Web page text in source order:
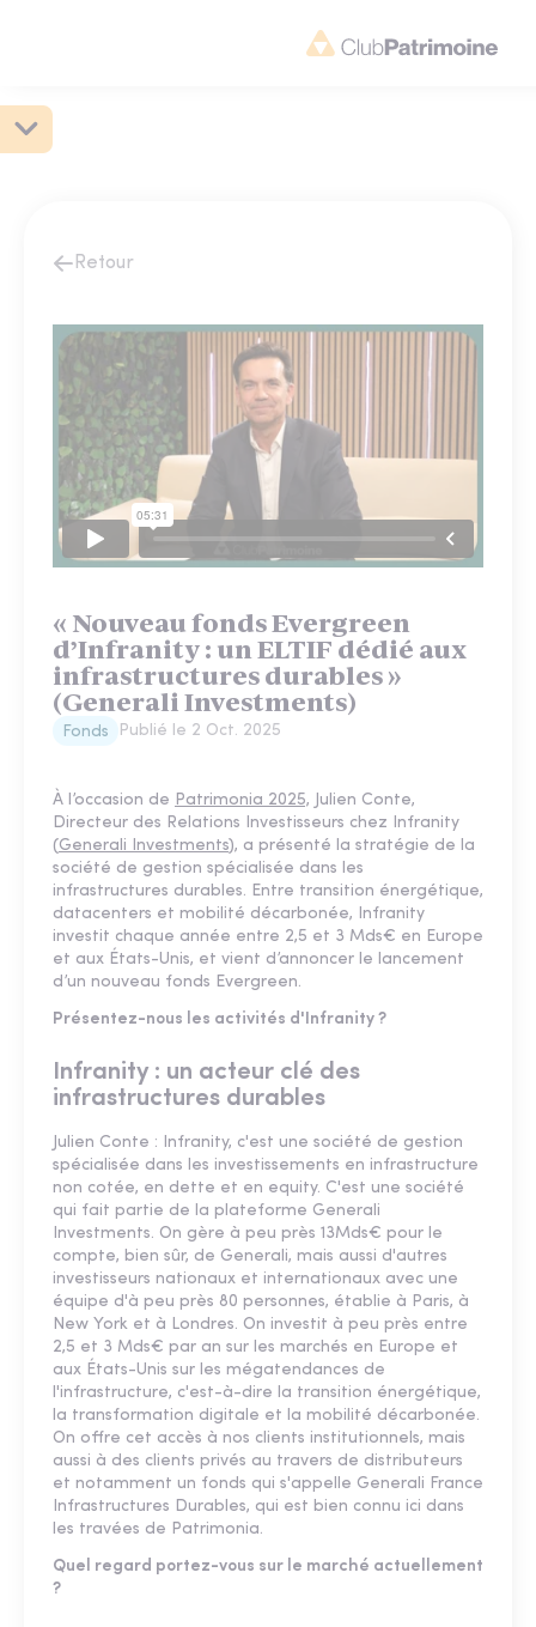
Retour
« Nouveau fonds Evergreen
d’Infranity : un ELTIF dédié aux
infrastructures durables »
(Generali Investments)
Fonds Publié le 2 Oct. 2025
À l’occasion de Patrimonia 2025, Julien Conte,
Directeur des Relations Investisseurs chez Infranity
(Generali Investments), a présenté la stratégie de la
société de gestion spécialisée dans les
infrastructures durables. Entre transition énergétique,
datacenters et mobilité décarbonée, Infranity
investit chaque année entre 2,5 et 3 Mds€ en Europe
et aux États-Unis, et vient d’annoncer le lancement
d’un nouveau fonds Evergreen.
Présentez-nous les activités d'Infranity ?
Infranity : un acteur clé des
infrastructures durables
Julien Conte : Infranity, c'est une société de gestion
spécialisée dans les investissements en infrastructure
non cotée, en dette et en equity. C'est une société
qui fait partie de la plateforme Generali
Investments. On gère à peu près 13Mds€ pour le
compte, bien sûr, de Generali, mais aussi d'autres
investisseurs nationaux et internationaux avec une
équipe d'à peu près 80 personnes, établie à Paris, à
New York et à Londres. On investit à peu près entre
2,5 et 3 Mds€ par an sur les marchés en Europe et
aux États-Unis sur les mégatendances de
l'infrastructure, c'est-à-dire la transition énergétique,
la transformation digitale et la mobilité décarbonée.
On offre cet accès à nos clients institutionnels, mais
aussi à des clients privés au travers de distributeurs
et notamment un fonds qui s'appelle Generali France
Infrastructures Durables, qui est bien connu ici dans
les travées de Patrimonia.
Quel regard portez-vous sur le marché actuellement
?